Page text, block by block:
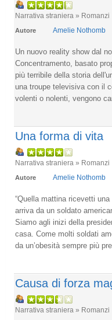
Narrativa straniera » Romanzi
Autore Amelie Nothomb
Un nuovo reality show dal
Concentramento, basato
più terribile della storia
una troupe televisiva con il
volenti o nolenti, vengono
Una forma di vita
Narrativa straniera » Romanzi
Autore Amelie Nothomb
“Quella mattina ricevetti
arriva da un soldato
Siamo agli inizi della
casa. Come molti soldati
da un’obesità sempre più
Causa di forza
Narrativa straniera » Romanzi